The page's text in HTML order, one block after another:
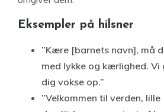
Eksempler på hilsner
”Kære [barnets navn], må
med lykke og kærlighed.
dig vokse op.”
”Velkommen til verden,